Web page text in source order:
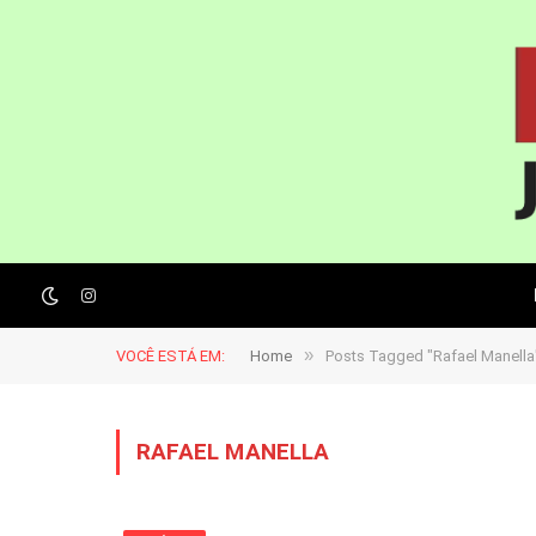
Instagram
VOCÊ ESTÁ EM: Home » Posts Tagged "Rafael
RAFAEL MANELLA